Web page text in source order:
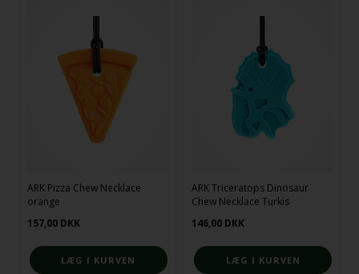
ARK Pizza Chew Necklace
orange
157,00 DKK
ARK Triceratops Dinosaur
Chew Necklace Turkis
146,00 DKK